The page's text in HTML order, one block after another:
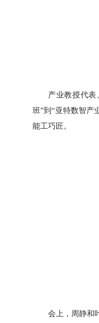
产业教授代
班”到“亚特数智产
能工巧匠。
会上，周静和